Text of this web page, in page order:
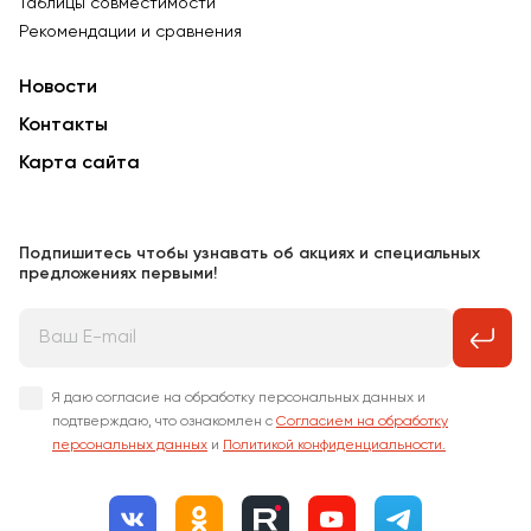
Таблицы совместимости
Рекомендации и сравнения
Новости
Контакты
Карта сайта
Подпишитесь чтобы узнавать об акциях и специальных
предложениях первыми!
Я даю согласие на обработку персональных данных и
подтверждаю, что ознакомлен с Согласием на обработку
персональных данных и Политикой конфиденциальности.